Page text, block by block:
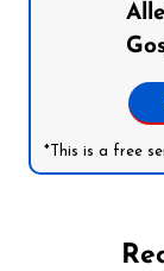
*This is a free